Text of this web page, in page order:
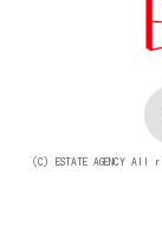
（C）ESTATE AGENCY